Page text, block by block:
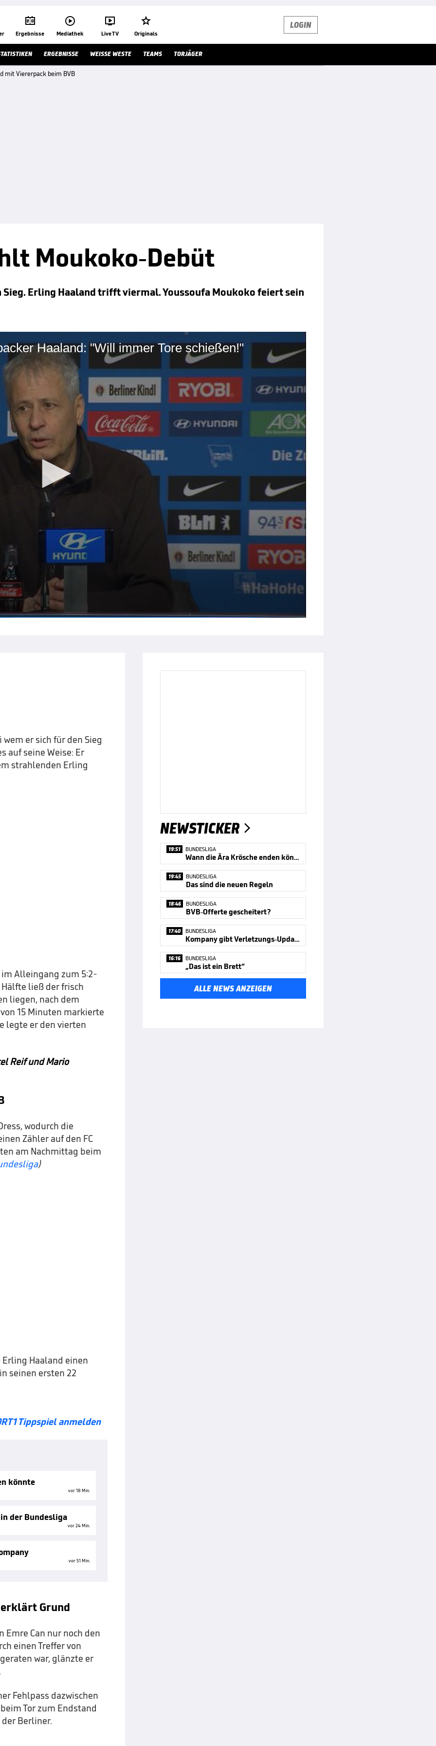

Ergebnisse

Mediathek

Live TV

Originals
LOGIN
ERGEBNISSE WEISSE WESTE TEAMS TORJÄGER
mit Viererpack beim BVB
Moukoko-Debüt
Sieg. Erling Haaland trifft viermal. Youssoufa Moukoko feiert sein
Haaland: "Will immer Tore schießen!"
er sich für den Sieg
auf seine Weise: Er
strahlenden Erling
Alleingang zum 5:2-
ließ der frisch
liegen, nach dem
15 Minuten markierte
legte er den vierten
Reif und Mario
wodurch die
Zähler auf den FC
am Nachmittag beim
)
Haaland einen
seinen ersten 22
Tippspiel anmelden
könnte
vor 18 Min.
der Bundesliga
vor 24 Min.
vor 51 Min.
Grund
Emre Can nur noch den
einen Treffer von
war, glänzte er
Fehlpass dazwischen
Tor zum Endstand
Berliner.
NEWSTICKER 
19:51 BUNDESLIGA
Wann die Ära Krösche enden könnte
19:45 BUNDESLIGA
Das sind die neuen Regeln
18:46 BUNDESLIGA
BVB-Offerte gescheitert?
17:40 BUNDESLIGA
Kompany gibt Verletzungs-Updates
16:16 BUNDESLIGA
„Das ist ein Brett“
ALLE NEWS ANZEIGEN